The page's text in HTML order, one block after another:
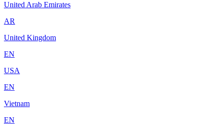
United Arab Emirates
AR
United Kingdom
EN
USA
EN
Vietnam
EN